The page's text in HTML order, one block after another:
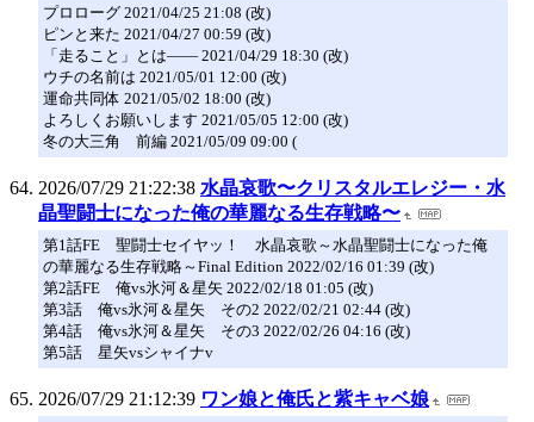
プロローグ 2021/04/25 21:08 (改)
ピンと来た 2021/04/27 00:59 (改)
「走ること」とは―― 2021/04/29 18:30 (改)
ウチの名前は 2021/05/01 12:00 (改)
運命共同体 2021/05/02 18:00 (改)
よろしくお願いします 2021/05/05 12:00 (改)
冬の大三角 前編 2021/05/09 09:00 (
2026/07/29 21:22:38 水晶哀歌〜クリスタルエレジー・水
晶聖闘士になった俺の華麗なる生存戦略〜
第1話FE 聖闘士セイヤッ！ 水晶哀歌～水晶聖闘士になった俺
の華麗なる生存戦略～Final Edition 2022/02/16 01:39 (改)
第2話FE 俺vs氷河＆星矢 2022/02/18 01:05 (改)
第3話 俺vs氷河＆星矢 その2 2022/02/21 02:44 (改)
第4話 俺vs氷河＆星矢 その3 2022/02/26 04:16 (改)
第5話 星矢vsシャイナv
2026/07/29 21:12:39 ワン娘と俺氏と紫キャベ娘